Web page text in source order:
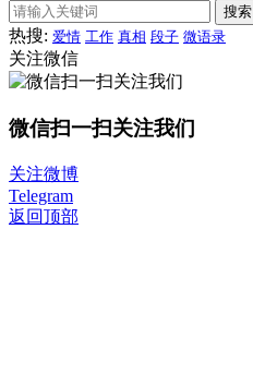
搜索
热搜: 爱情 工作 真相 段子 微语录
关注微信
微信扫一扫关注我们
关注微博
Telegram
返回顶部